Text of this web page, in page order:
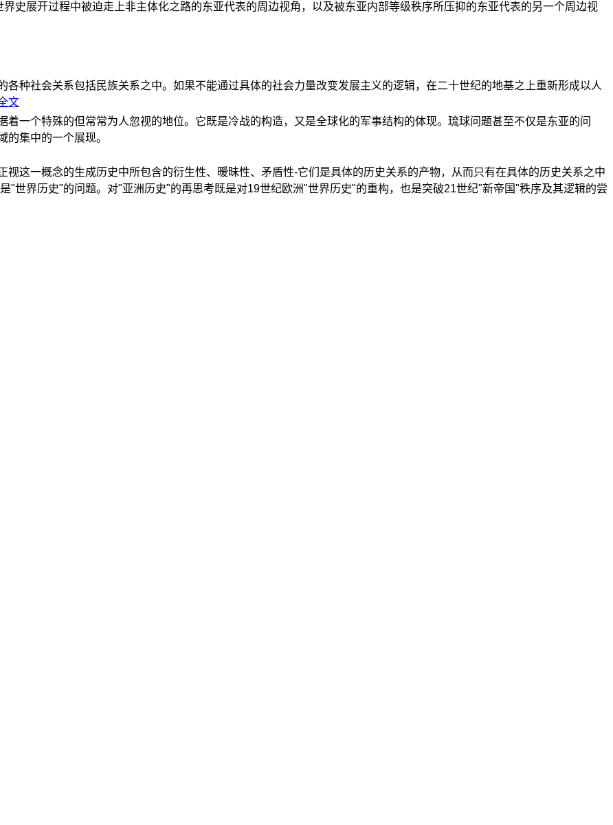
界史展开过程中被迫走上非主体化之路的东亚代表的周边视角，以及被东亚内部等级秩序所压抑的东亚代表的另一个周边视
各种社会关系包括民族关系之中。如果不能通过具体的社会力量改变发展主义的逻辑，在二十世纪的地基之上重新形成以人
文
着一个特殊的但常常为人忽视的地位。它既是冷战的构造，又是全球化的军事结构的体现。琉球问题甚至不仅是东亚的问
集中的一个展现。
这一概念的生成历史中所包含的衍生性、暧昧性、矛盾性-它们是具体的历史关系的产物，从而只有在具体的历史关系之中
"世界历史"的问题。对"亚洲历史"的再思考既是对19世纪欧洲"世界历史"的重构，也是突破21世纪"新帝国"秩序及其逻辑的尝